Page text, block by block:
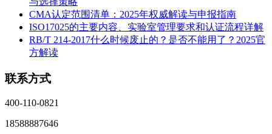
CMA认定范围清单：2025年权威解读与申报指南
ISO17025的主要内容、实验室管理要求和认证流程详解
RB/T 214-2017什么时候废止的？是否不能用了？2025官
方解读
联系方式
400-110-0821
18588887646